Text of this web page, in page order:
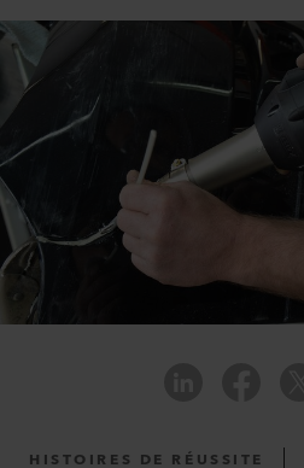
HISTOIRES DE RÉUSSITE